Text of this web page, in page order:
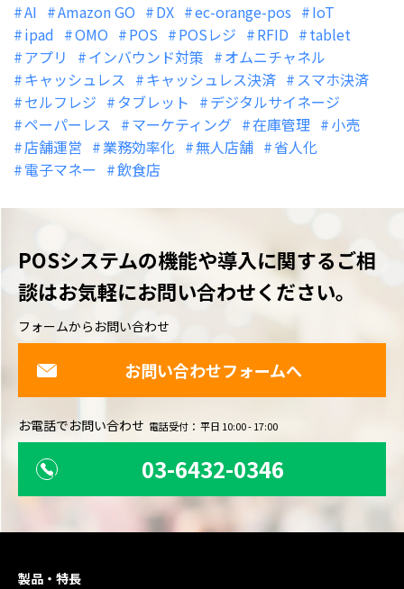
AI Amazon GO DX ec-orange-pos
IoT
ipad
OMO POS POSレジ RFID
tablet
アプリ
インバウンド対策
オムニチャネル
キャッシュレス
キャッシュレス決済
スマホ決済
セルフレジ
タブレット
デジタルサイネージ
ペーパーレス
マーケティング 在庫管理
小売
店舗運営
業務効率化 無人店舗
省人化
電子マネー
飲食店
POSシステムの機能や導入に関するご相
談はお気軽にお問い合わせください。
フォームからお問い合わせ
お問い合わせフォームへ
お電話でお問い合わせ 電話受付： 平日 10:00 - 17:00
03-6432-0346
製品・特長